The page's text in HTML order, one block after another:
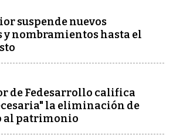
suspende nuevos
y nombramientos hasta el
de Fedesarrollo califica
la eliminación de
al patrimonio